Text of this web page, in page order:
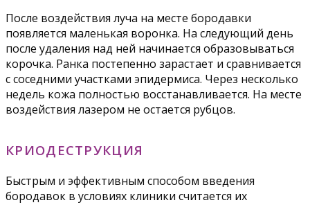
После воздействия луча на месте бородавки
появляется маленькая воронка. На следующий день
после удаления над ней начинается образовываться
корочка. Ранка постепенно зарастает и сравнивается
с соседними участками эпидермиса. Через несколько
недель кожа полностью восстанавливается. На месте
воздействия лазером не остается рубцов.
КРИОДЕСТРУКЦИЯ
Быстрым и эффективным способом введения
бородавок в условиях клиники считается их